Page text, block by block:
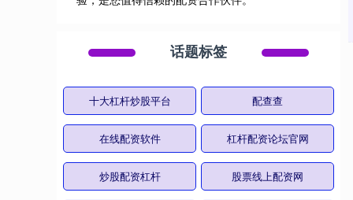
话题标签
十大杠杆炒股平台 配查查
在线配资软件 杠杆配资论坛官网
炒股配资杠杆 股票线上配资网